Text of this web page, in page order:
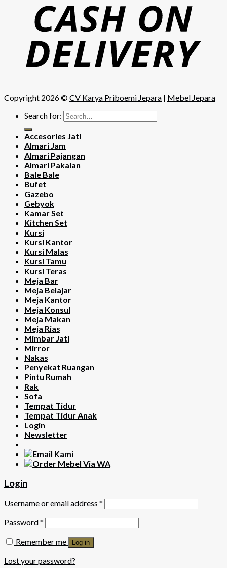
Copyright 2026 ©CV Karya Priboemi Jepara | Mebel Jepara
Search for:
Accesories Jati
Almari Jam
Almari Pajangan
Almari Pakaian
Bale Bale
Bufet
Gazebo
Gebyok
Kamar Set
Kitchen Set
Kursi
Kursi Kantor
Kursi Malas
Kursi Tamu
Kursi Teras
Meja Bar
Meja Belajar
Meja Kantor
Meja Konsul
Meja Makan
Meja Rias
Mimbar Jati
Mirror
Nakas
Penyekat Ruangan
Pintu Rumah
Rak
Sofa
Tempat Tidur
Tempat Tidur Anak
Login
Newsletter
Login
Username or email address *
Password*
Remember me
Log in
Lost your password?